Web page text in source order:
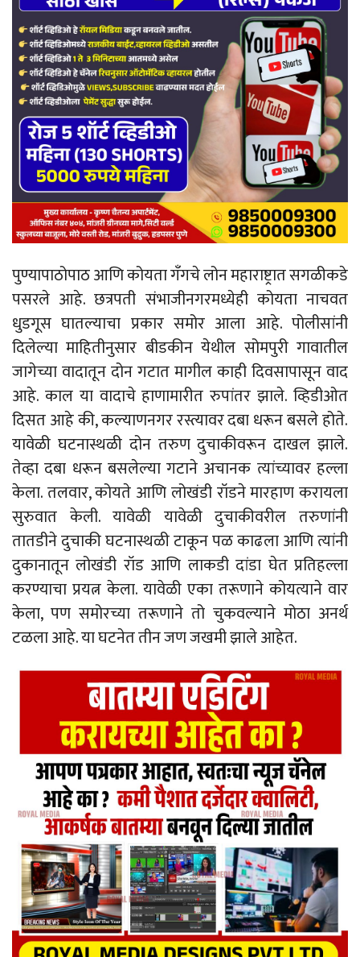
पुण्यापाठोपाठ आणि कोयता गँगचे लोन महाराष्ट्रात सगळीकडे
पसरले आहे. छत्रपती संभाजीनगरमध्येही कोयता नाचवत
धुडगूस घातल्याचा प्रकार समोर आला आहे. पोलीसांनी
दिलेल्या माहितीनुसार बीडकीन येथील सोमपुरी गावातील
जागेच्या वादातून दोन गटात मागील काही दिवसापासून वाद
आहे. काल या वादाचे हाणामारीत रुपांतर झाले. व्हिडीओत
दिसत आहे की, कल्याणनगर रस्त्यावर दबा धरून बसले होते.
यावेळी घटनास्थळी दोन तरुण दुचाकीवरून दाखल झाले.
तेव्हा दबा धरून बसलेल्या गटाने अचानक त्यांच्यावर हल्ला
केला. तलवार, कोयते आणि लोखंडी रॉडने मारहाण करायला
सुरुवात केली. यावेळी यावेळी दुचाकीवरील तरुणांनी
तातडीने दुचाकी घटनास्थळी टाकून पळ काढला आणि त्यांनी
दुकानातून लोखंडी रॉड आणि लाकडी दांडा घेत प्रतिहल्ला
करण्याचा प्रयत्न केला. यावेळी एका तरूणाने कोयत्याने वार
केला, पण समोरच्या तरूणाने तो चुकवल्याने मोठा अनर्थ
टळला आहे. या घटनेत तीन जण जखमी झाले आहेत.